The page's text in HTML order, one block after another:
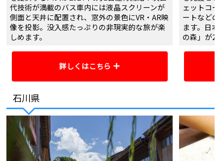
代技術が満載のバス車内には液晶スクリーンが
側面と天井に配置され、窓外の景色にVR・AR映
像を投影。没入感たっぷりの非現実的な旅が楽
しめます。
詳しくはこちら
遺跡博物館
JR福井駅⇒えちぜん鉄道あわら湯
のまち駅
えちぜん鉄道あわら湯のまち駅⇔
あわら温泉エリア内周遊
ェットコ
ートなど
ます。日
の森」が
営業時間
石川県